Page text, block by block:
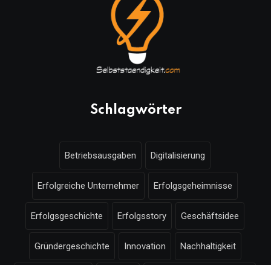
Schlagwörter
Betriebsausgaben Digitalisierung
Erfolgreiche Unternehmer Erfolgsgeheimnisse
Erfolgsgeschichte Erfolgsstory Geschäftsidee
Gründergeschichte Innovation Nachhaltigkeit